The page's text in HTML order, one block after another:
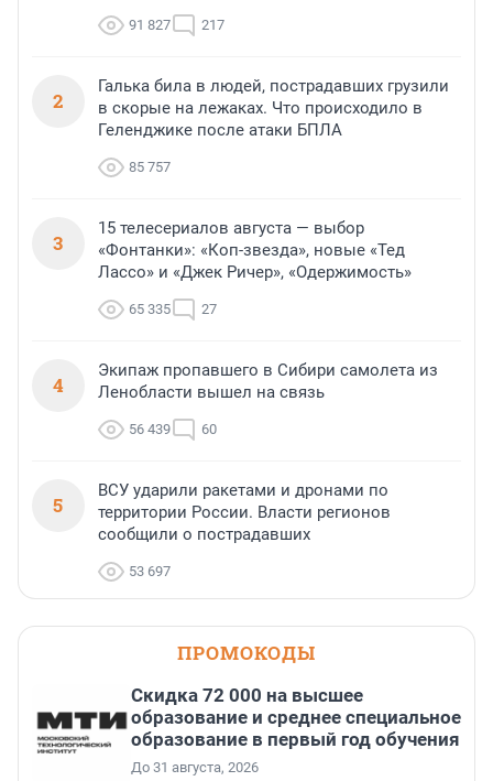
91 827 217
2
Галька била в людей, пострадавших грузили
в скорые на лежаках. Что происходило в
Геленджике после атаки БПЛА
85 757
3
15 телесериалов августа — выбор
«Фонтанки»: «Коп-звезда», новые «Тед
Лассо» и «Джек Ричер», «Одержимость»
65 335 27
4
Экипаж пропавшего в Сибири самолета из
Ленобласти вышел на связь
56 439 60
5
ВСУ ударили ракетами и дронами по
территории России. Власти регионов
сообщили о пострадавших
53 697
ПРОМОКОДЫ
Скидка 72 000 на высшее
образование и среднее специальное
образование в первый год обучения
До 31 августа, 2026